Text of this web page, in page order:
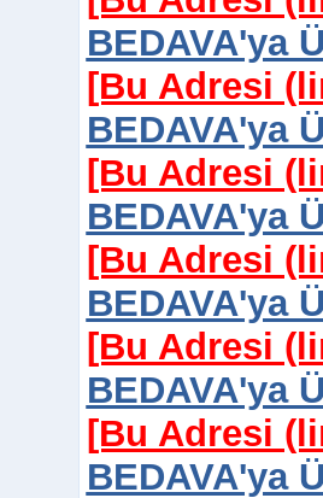
BEDAVA'ya
[Bu Adresi
BEDAVA'ya
[Bu Adresi
BEDAVA'ya
[Bu Adresi
BEDAVA'ya
[Bu Adresi
BEDAVA'ya
[Bu Adresi
BEDAVA'ya